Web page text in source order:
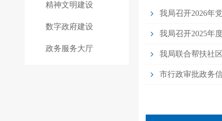
精神文明建设
数字政府建设
政务服务大厅
我局召开2026年
我局召开2025年
我局联合帮扶社
市行政审批政务